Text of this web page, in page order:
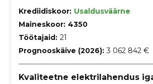
Krediidiskoor: Usaldusväärne
Maineskoor: 4350
Töötajaid: 21
Prognooskäive (2026): 3 062 842 €
Kvaliteetne elektrilahendus